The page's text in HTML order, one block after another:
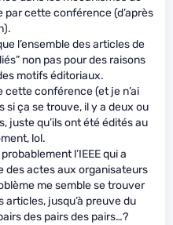
cette conférence (d’après
l’ensemble des articles de
non pas pour des raisons
motifs éditoriaux.
cette conférence (et je n’ai
si ça se trouve, il y a deux ou
juste qu’ils ont été édités au
lol.
l’IEEE qui a
des actes aux organisateurs
me semble se trouver
jusqu’à preuve du
des pairs des pairs…?